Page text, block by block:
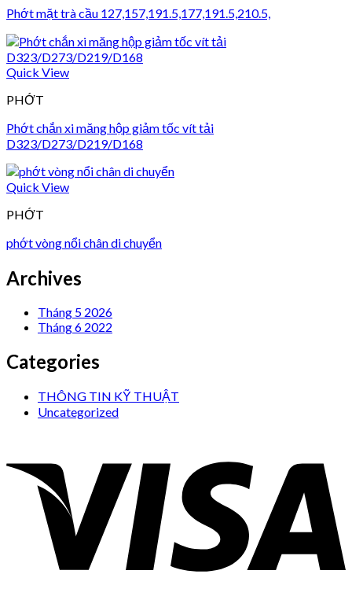
Phớt mặt trà cầu 127,157,191.5,177,191.5,210.5,
Quick View
PHỚT
Phớt chắn xi măng hộp giảm tốc vít tải
D323/D273/D219/D168
Quick View
PHỚT
phớt vòng nổi chân di chuyển
Archives
Tháng 5 2026
Tháng 6 2022
Categories
THÔNG TIN KỸ THUẬT
Uncategorized